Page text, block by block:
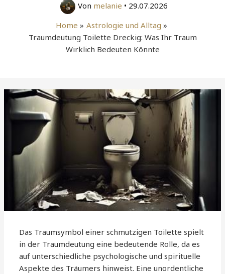
Von melanie • 29.07.2026
Home
Astrologie und Alltag
Traumdeutung Toilette Dreckig: Was Ihr Traum
Wirklich Bedeuten Könnte
Das Traumsymbol einer schmutzigen Toilette spielt
in der Traumdeutung eine bedeutende Rolle, da es
auf unterschiedliche psychologische und spirituelle
Aspekte des Träumers hinweist. Eine unordentliche